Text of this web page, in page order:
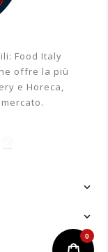
Food Italy
offre la più
e Horeca,
0